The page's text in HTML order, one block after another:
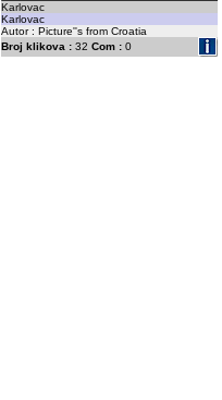
Karlovac
Karlovac
Autor : Picture''s from Croatia
Broj klikova :32 Com :0